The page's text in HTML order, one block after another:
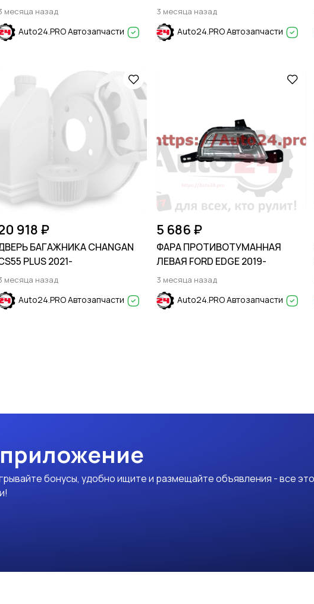
2017
месяца назад
Auto24.PRO Автозапчасти
2013
3 месяца назад
Auto24.PRO Автозапчасти
918 ₽
БАГАЖНИКА CHANGAN
PLUS 2021-
месяца назад
Auto24.PRO Автозапчасти
5 686 ₽
ФАРА ПРОТИВОТУМАННАЯ
ЛЕВАЯ FORD EDGE 2019-
3 месяца назад
Auto24.PRO Автозапчасти
бонусы, удобно ищите и размещайте объявления - все